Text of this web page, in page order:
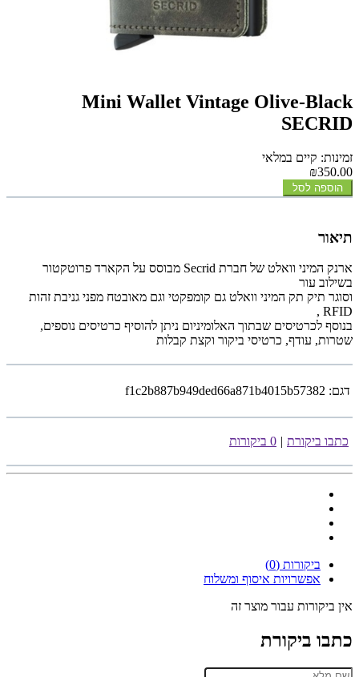
Mini Wallet Vintage Olive-Black
SECRID
זמינות: קיים במלאי
₪350.00
הוספה לסל
תיאור
ארנק המיני וואלט של חברת Secrid מבוסס על הקארד פרוטקטור
בשילוב עור
וסוגר תיק תק המיני וואלט גם קומפקטי וגם מאובטח מפני גניבת זהות
RFID
,
בנוסף לכרטיסים שבתוך האלומיניום ניתן להוסיף כרטיסים נוספים,
שטרות, עודף, כרטיסי ביקור וקצת קבלות
דגם: f1c2b887b949ded66a871b4015b57382
כתבו ביקורת | 0 ביקורות
ביקורות (0)
אפשרויות איסוף ומשלוח
אין ביקורות עבור מוצר זה
כתבו ביקורת